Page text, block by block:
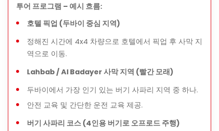
🛡️ 안전 & 편안함
모든 버기 차량은정기 점검 및 안전 기준에 부합
투어 전간단한 안전 브리핑이 제공됩니다
가이드가 주행 동안 그룹과 함께 합니다
헬멧 착용은 필수입니다
🎯 누구에게 적합한가?
모험과 아드레날린을 사랑하는 사람들
커플과 친구 그룹
투어 프로그램 – 예시 흐름:
호텔 픽업 (두바이 중심 지역)
정해진 시간에 4x4 차량으로 호텔에서 픽업 후 사막 지
역으로 이동.
Lahbab / Al Badayer 사막 지역 (빨간 모래)
두바이에서 가장 인기 있는 버기 사파리 지역 중 하나.
안전 교육 및 간단한 운전 교육 제공.
버기 사파리 코스 (4인용 버기로 오프로드 주행)